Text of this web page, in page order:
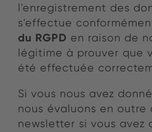
l'enregistrement des
s'effectue
du RGPD en raison de
légitime à prouver que
été effectuée
Si vous nous avez
nous évaluons en outre
newsletter si vous avez